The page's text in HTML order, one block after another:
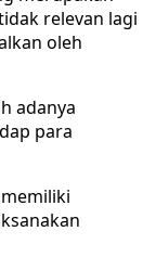
relevan lagi
oleh
adanya
para